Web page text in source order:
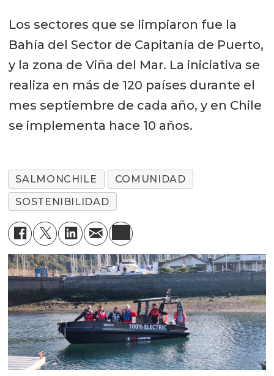
Los sectores que se limpiaron fue la
Bahía del Sector de Capitanía de Puerto,
y la zona de Viña del Mar. La iniciativa se
realiza en más de 120 países durante el
mes septiembre de cada año, y en Chile
se implementa hace 10 años.
SALMONCHILE
COMUNIDAD
SOSTENIBILIDAD